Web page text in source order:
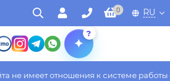
0 RU
?
имеет отношения к системе работы